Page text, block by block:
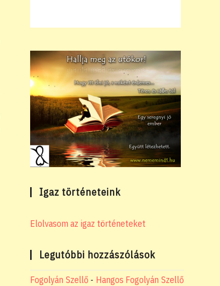
Igaz történeteink
Elolvasom az igaz történeteket
Legutóbbi hozzászólások
Fogolyán Szellő- Hangos Fogolyán Szellő